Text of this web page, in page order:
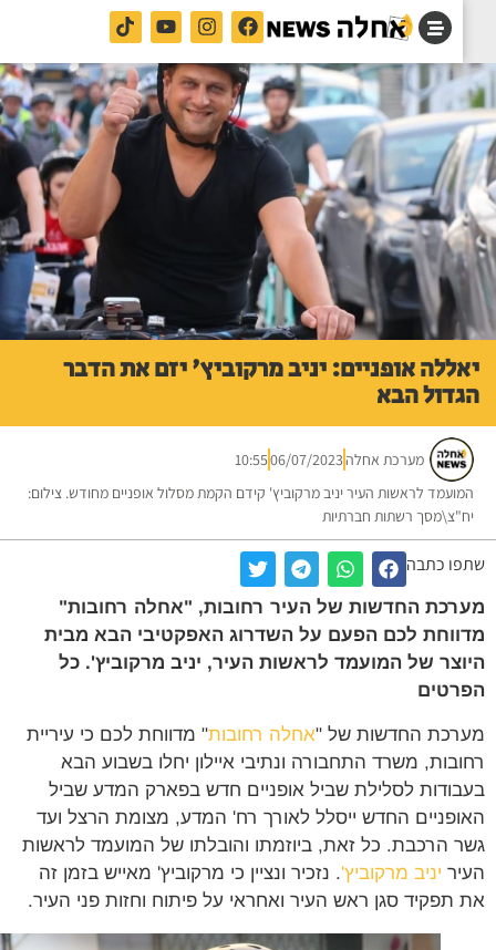
אופניים: יניב מרקוביץ' יזם את הדבר
הבא
מערכת אחלה 06/07/2023
10:55
לראשות העיר יניב מרקוביץ' קידם הקמת מסלול אופניים מחודש. צילום:
רשתות חברתיות
כתבה
החדשות של העיר רחובות, "אחלה רחובות"
לכם הפעם על השדרוג האפקטיבי הבא מבית
של המועמד לראשות העיר, יניב מרקוביץ'. כל
החדשות של "אחלה רחובות" מדווחת לכם כי עיריית
משרד התחבורה ונתיבי איילון יחלו בשבוע הבא
לסלילת שביל אופניים חדש בפארק המדע שביל
החדש ייסלל לאורך רח' המדע, מצומת הרצל ועד
הרכבת. כל זאת, ביוזמתו והובלתו של המועמד לראשות
יניב מרקוביץ'. נזכיר ונציין כי מרקוביץ' מאייש בזמן זה
סגן ראש העיר ואחראי על פיתוח וחזות פני העיר.